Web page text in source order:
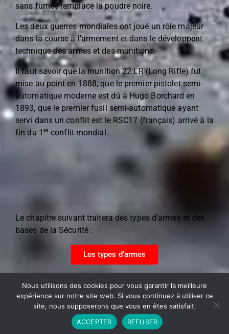
sans fumée remplace la poudre noire.
Les deux guerres mondiales ont joué un rôle majeur
dans la course à l’armement et dans le développent
technique des armes et des munitions.
Il faut savoir que la munition 22 LR (Long Rifle) fut
mise au point en 1888, que le premier pistolet semi-
automatique moderne est dû à Hugo Borchard en
1893, que le premier fusil semi-automatique ayant
servi dans un conflit est le RSC17 (français) arrivé à la
fin du 1 er conflit mondial.
Le chapitre suivant traitera des types d’armes et des
bases de la Sécurité :
Les types d'armes
Copyright © 2026. All rights reserved.
Nous utilisons des cookies pour vous garantir la meilleure
expérience sur notre site web. Si vous continuez à utiliser ce
site, nous supposerons que vous en êtes satisfait.
ACCEPTER
REFUSER